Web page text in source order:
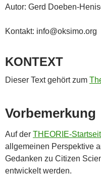
Autor: Gerd Doeben-
Kontakt: info@oksimo.org
KONTEXT
Dieser Text gehört zum
Vorbemerkung
Auf der THEORIE-
allgemeinen Perspektive
Gedanken zu Citizen
entwickelt werden.